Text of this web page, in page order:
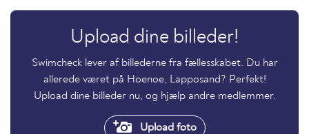
Upload dine billeder!
Swimcheck lever af billederne fra fællesskabet. Du har
allerede været på Hoenoe, Lapposand? Perfekt!
Upload dine billeder nu, og hjælp andre medlemmer.
Upload foto